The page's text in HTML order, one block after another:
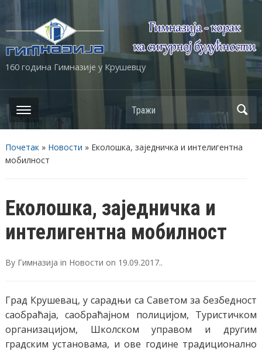
160 година Гимназије у Крушевцу
Почетак» Новости » Еколошка, заједничка и интелигентна
мобилност
Еколошка, заједничка и
интелигентна мобилност
By Гимназија in Новости on 19.09.2017..
Град Крушевац, у сарадњи са Саветом за безбедност
саобраћаја, саобраћајном полицијом, Туристичком
организацијом, Школском управом и другим
градским установама, и ове године традиционално